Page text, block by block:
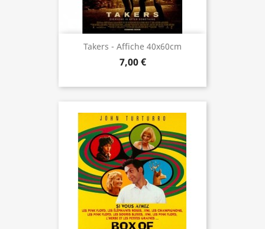
Takers - Affiche 40x60cm
7,00 €